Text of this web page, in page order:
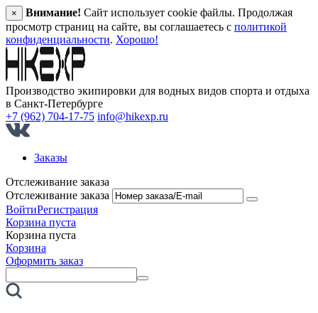
× Внимание! Сайт использует cookie файлы. Продолжая
просмотр страниц на сайте, вы соглашаетесь с политикой
конфиденциальности. Хорошо!
Производство экипировки для водных видов спорта и отдыха
в Санкт‑Петербурге
+7 (962) 704-17-75 info@hikexp.ru
Заказы
Отслеживание заказа
Отслеживание заказа
ВойтиРегистрация
Корзина пуста
Корзина пуста
Корзина
Оформить заказ